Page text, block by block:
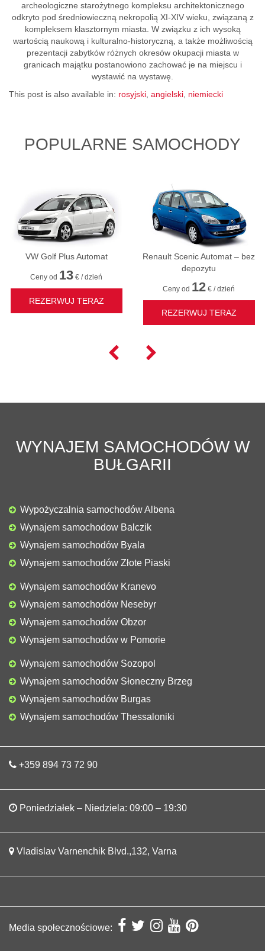
archeologiczne starożytnego kompleksu architektonicznego
odkryto pod średniowieczną nekropolią XI-XIV wieku, związaną z
kompleksem klasztornym miasta. W związku z ich wysoką
wartością naukową i kulturalno-historyczną, a także możliwością
prezentacji zabytków różnych okresów okupacji miasta w
granicach majątku postanowiono zachować je na miejscu i
wystawić na wystawę.
This post is also available in: rosyjski angielski niemiecki
POPULARNE SAMOCHODY
VW Golf Plus Automat
Ceny od 13 € / dzień
REZERWUJ TERAZ
Renault Scenic Automat – bez
depozytu
Ceny od 12 € / dzień
REZERWUJ TERAZ
 
WYNAJEM SAMOCHODÓW W
BUŁGARII
Wypożyczalnia samochodów Albena
Wynajem samochodow Balczik
Wynajem samochodów Byala
Wynajem samochodów Złote Piaski
Wynajem samochodów Kranevo
Wynajem samochodów Nesebyr
Wynajem samochodów Obzor
Wynajem samochodów w Pomorie
Wynajem samochodów Sozopol
Wynajem samochodów Słoneczny Brzeg
Wynajem samochodów Burgas
Wynajem samochodów Thessaloniki
+359 894 73 72 90
Poniedziałek – Niedziela: 09:00 – 19:30
Vladislav Varnenchik Blvd.,132, Varna
Media społecznościowe: